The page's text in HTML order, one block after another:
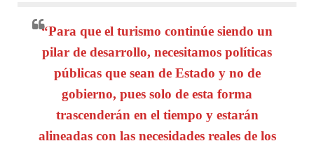
“Para que el turismo continúe siendo un
pilar de desarrollo, necesitamos políticas
públicas que sean de Estado y no de
gobierno, pues solo de esta forma
trascenderán en el tiempo y estarán
alineadas con las necesidades reales de los